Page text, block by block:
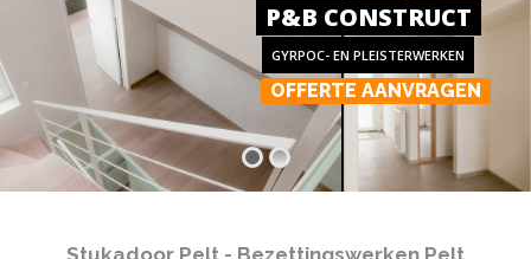
P&B CONSTRUCT
GYRPOC- EN PLEISTERWERKEN
OFFERTE AANVRAGEN